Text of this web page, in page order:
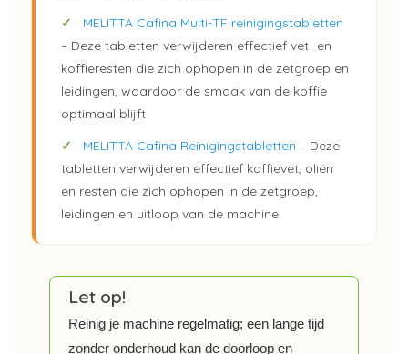
✓
MELITTA Cafina Multi-TF reinigingstabletten
– Deze tabletten verwijderen effectief vet- en
koffieresten die zich ophopen in de zetgroep en
leidingen, waardoor de smaak van de koffie
optimaal blijft
✓
MELITTA Cafina Reinigingstabletten – Deze
tabletten verwijderen effectief koffievet, oliën
en resten die zich ophopen in de zetgroep,
leidingen en uitloop van de machine.
Let op!
Reinig je machine regelmatig; een lange tijd
zonder onderhoud kan de doorloop en